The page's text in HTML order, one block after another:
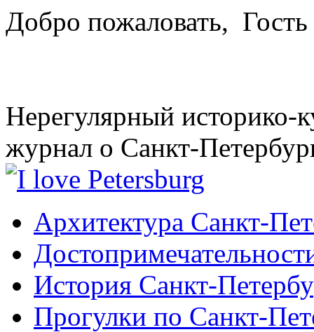
Добро пожаловать, Гость
Нерегулярный историко-
журнал о Санкт-
Архитектура Санкт-
История Санкт-
Прогулки по Санкт-